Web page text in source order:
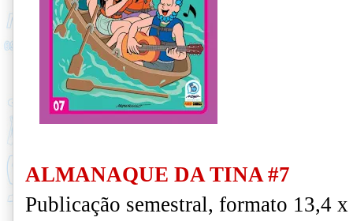
ALMANAQUE DA TINA #7
Publicação semestral, formato 13,4